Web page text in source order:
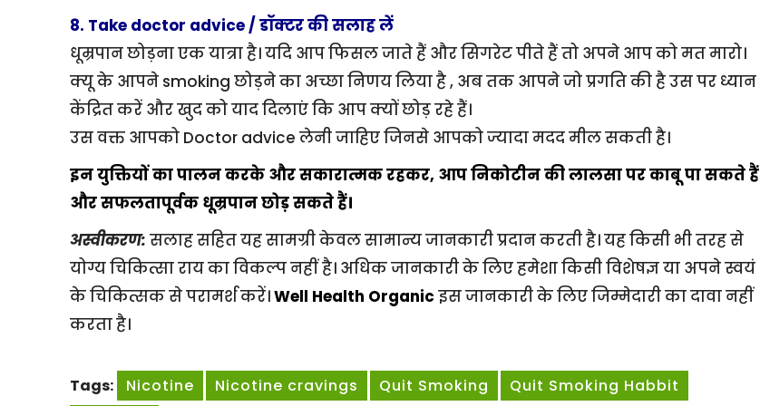
8. Take doctor advice / डॉक्टर की सलाह लें
धूम्रपान छोड़ना एक यात्रा है। यदि आप फिसल जाते हैं और सिगरेट पीते हैं तो अपने आप को मत मारो।
क्यू के आपने smoking छोड़ने का अच्छा निणय लिया है , अब तक आपने जो प्रगति की है उस पर ध्यान
केंद्रित करें और खुद को याद दिलाएं कि आप क्यों छोड़ रहे हैं।
उस वक्त आपको Doctor advice लेनी जाहिए जिनसे आपको ज्यादा मदद मील सकती है।
इन युक्तियों का पालन करके और सकारात्मक रहकर, आप निकोटीन की लालसा पर काबू पा सकते हैं
और सफलतापूर्वक धूम्रपान छोड़ सकते हैं।
अस्वीकरण: सलाह सहित यह सामग्री केवल सामान्य जानकारी प्रदान करती है। यह किसी भी तरह से
योग्य चिकित्सा राय का विकल्प नहीं है। अधिक जानकारी के लिए हमेशा किसी विशेषज्ञ या अपने स्वयं
के चिकित्सक से परामर्श करें।Well Health Organicइस जानकारी के लिए जिम्मेदारी का दावा नहीं
करता है।
Tags: Nicotine Nicotine cravings Quit Smoking
Quit Smoking Habbit